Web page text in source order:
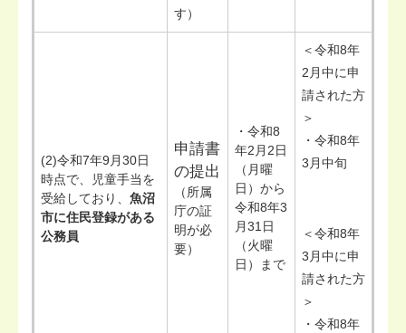
す）
(2)令和7年9月30日
時点で、児童手当を
受給しており、 魚沼
市に住民登録がある
公務員
申請書
の提出
（所属
庁の証
明が必
要）
・令和8
年2月2日
（月曜
日）から
令和8年3
月31日
（火曜
日）まで
＜令和8年
2月中に申
請された方
＞
・令和8年
3月中旬
＜令和8年
3月中に申
請された方
＞
・令和8年